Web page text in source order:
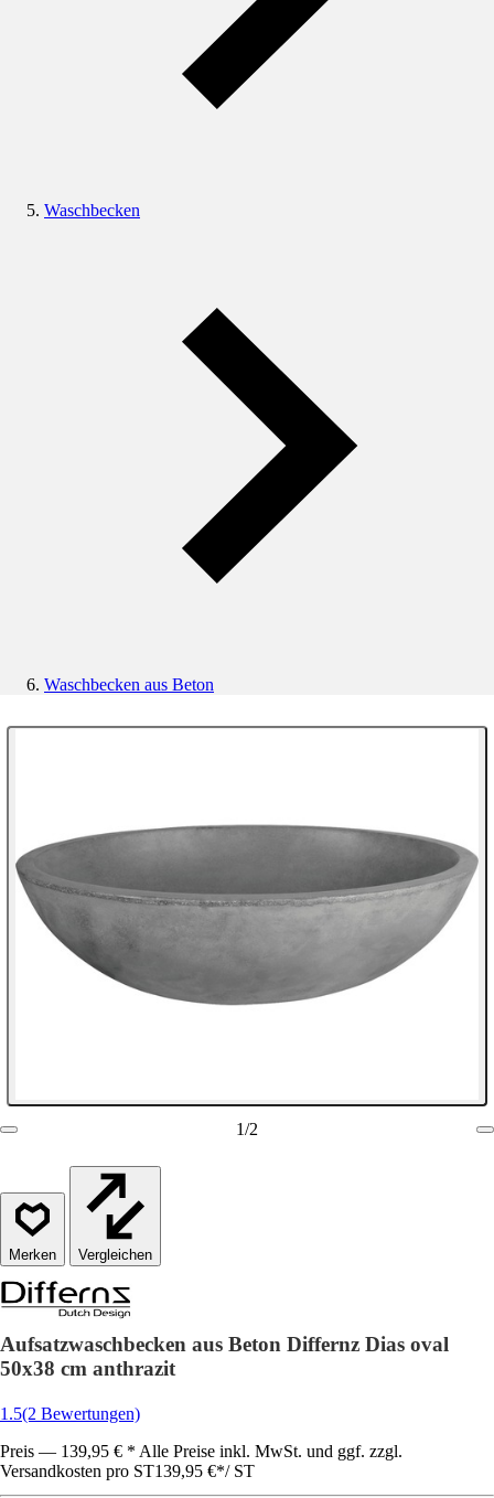
Waschbecken
Waschbecken aus Beton
1/2
Vergleichen
Aufsatzwaschbecken aus Beton Differnz Dias oval
50x38 cm anthrazit
1.5(2 Bewertungen)
Preis — 139,95 € * Alle Preise inkl. MwSt. und ggf. zzgl.
Versandkosten pro ST139,95 €*/ ST